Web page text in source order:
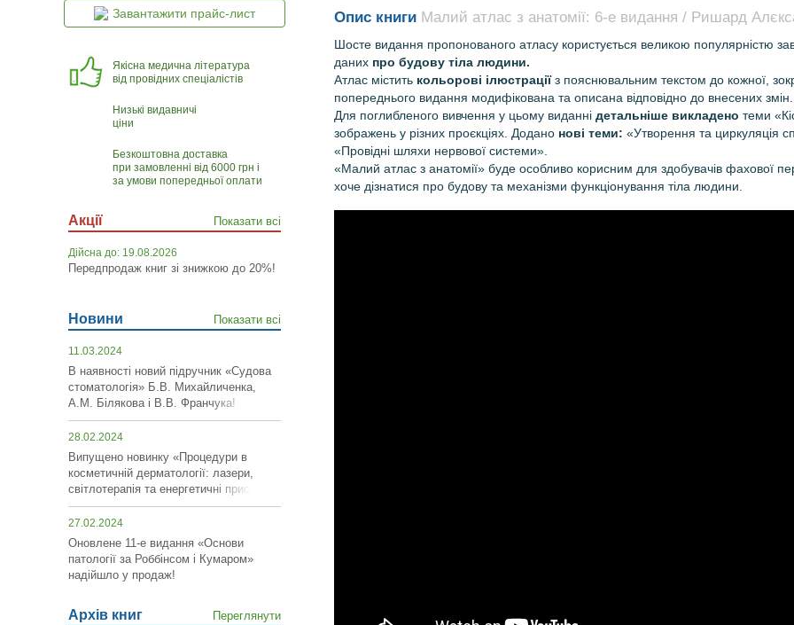
Опис книги Малий атлас з анатомії: 6-е видання / Ришард
Шосте видання пропонованого атласу користується великою популярністю
даних про будову тіла людини.
Атлас містить кольорові ілюстраціїз пояснювальним текстом до кожної,
попереднього видання модифікована та описана відповідно до внесених змін.
Для поглибленого вивчення у цьому виданні детальні­ше викладено теми
зображень у різних проєкціях. Додано нові теми: «Утворення та циркуляція
«Провідні шляхи нервової системи».
«Малий атлас з анатомії» буде особливо корисним для здобувачів фахової
хоче дізнатися про будову та механіз­ми функціонування тіла людини.
Завантажити прайс-лист
Якісна медична література
від провідних спеціалістів
Низькі видавничі
ціни
Безкоштовна доставка
при замовленні від 6000 грн і
за умови попередньої оплати
Акції Показати всі
Дійсна до: 19.08.2026
Передпродаж книг зі знижкою до 20%!
Новини Показати всі
11.03.2024
В наявності новий підручник «Судова
стоматологія» Б.В. Михайличенка,
А.М. Білякова і В.В. Франчука!
28.02.2024
Випущено новинку «Процедури в
косметичній дерматології: лазери,
світлотерапія та енергетичні пристрої»!
27.02.2024
Оновлене 11-е видання «Основи
патології за Роббінсом і Кумаром»
надійшло у продаж!
Архів книг Переглянути